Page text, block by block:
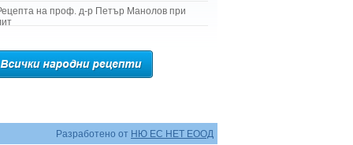
на проф. д-р Петър Манолов при
Разработено от НЮ ЕС НЕТ ЕООД